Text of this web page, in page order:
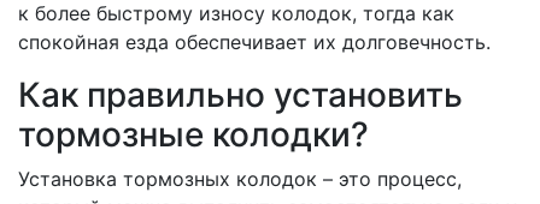
к более быстрому износу колодок, тогда как
спокойная езда обеспечивает их долговечность.
Как правильно установить
тормозные колодки?
Установка тормозных колодок – это процесс,